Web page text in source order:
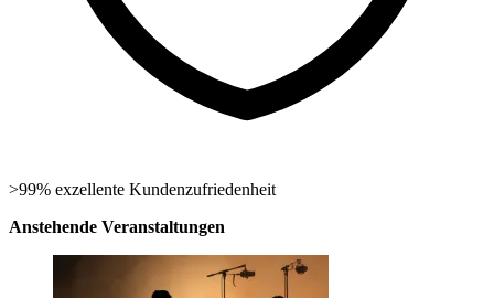
>99% exzellente Kundenzufriedenheit
Anstehende Veranstaltungen